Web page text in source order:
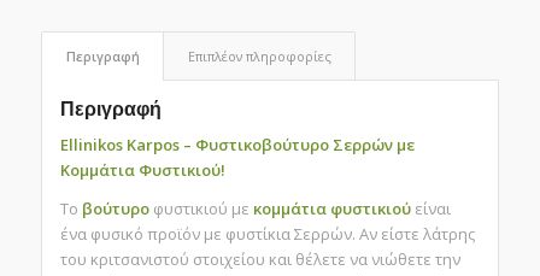
Περιγραφή Επιπλέον πληροφορίες
Περιγραφή
Ellinikos Karpos – Φυστικοβούτυρο Σερρών με
Κομμάτια Φυστικιού!
Το βούτυρο φυστικιού με κομμάτια φυστικιούείναι
ένα φυσικό προϊόν με φυστίκια Σερρών. Αν είστε λάτρης
του κριτσανιστού στοιχείου και θέλετε να νιώθετε την